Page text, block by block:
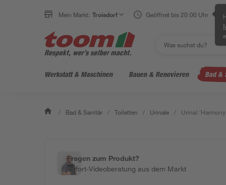
Mein Markt: Troisdorf Geöffnet bis 20:00 Uhr
Werkstatt & Maschinen Bauen & Renovieren Bad &
/ Bad & Sanitär / Toiletten / Urinale / Urinal
Fragen zum Produkt?
Sofort-Videoberatung aus dem Markt